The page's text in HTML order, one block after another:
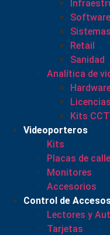
Retail
Sanidad
Analítica de
Licencias
Kits
Videoporteros
Kits
Placas de calle
Monitores
Accesorios
Control de
Lectores y
Tarjetas